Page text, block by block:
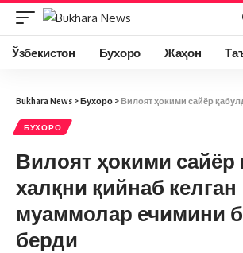
Ўзбекистон Бухоро Жаҳон
Bukhara News >Бухоро >Вилоят ҳокими сайёр қабулда халқни қийнаб
БУХОРО
Вилоят ҳокими сайёр
халқни қийнаб келган
муаммолар ечимини
берди